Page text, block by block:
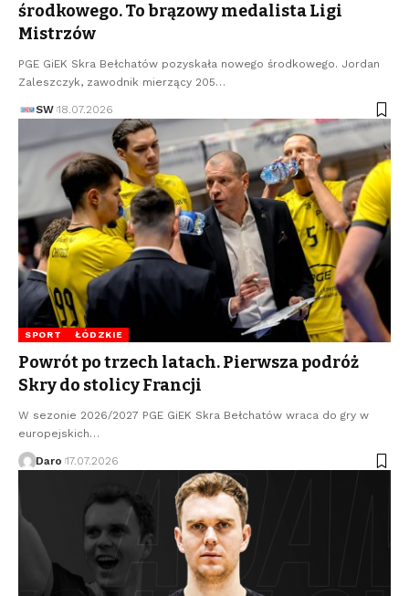
środkowego. To brązowy medalista Ligi
Mistrzów
PGE GiEK Skra Bełchatów pozyskała nowego środkowego. Jordan
Zaleszczyk, zawodnik mierzący 205…
SW 18.07.2026
SPORT ŁÓDZKIE
Powrót po trzech latach. Pierwsza podróż
Skry do stolicy Francji
W sezonie 2026/2027 PGE GiEK Skra Bełchatów wraca do gry w
europejskich…
Daro 17.07.2026